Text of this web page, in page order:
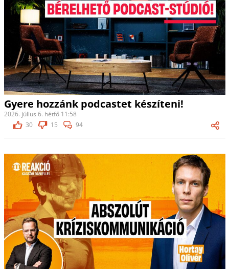
Gyere hozzánk podcastet készíteni!
2026. július 6. hétfő 11:58
30
15 94